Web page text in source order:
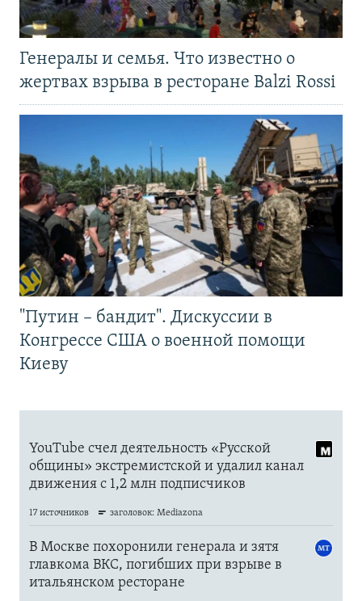
Генералы и семья. Что известно о
жертвах взрыва в ресторане Balzi Rossi
"Путин – бандит". Дискуссии в
Конгрессе США о военной помощи
Киеву